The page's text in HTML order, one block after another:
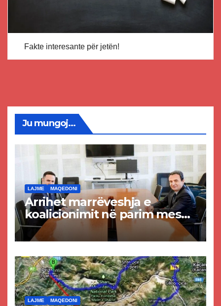
Fakte interesante për jetën!
Ju mungoj...
LAJME MAQEDONI
Arrihet marrëveshja e
koalicionimit në parim mes
Kurtit dhe Abdixhikut
LAJME MAQEDONI